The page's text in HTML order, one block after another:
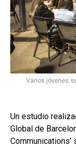
Varios jóvenes
Un estudio
Global de